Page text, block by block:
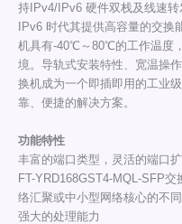
持IPv4/IPv6 硬件双栈及线速
IPv6 时代其提供高容量的交换
机具有-40℃～80℃的工作温度
境。导轨式安装特性、宽温操
换机成为一个即插即用的工业
靠、便捷的解决方案。
功能特性
丰富的端口类型，灵活的端口
FT-YRD168GST4-MQL-SFP
络汇聚或中小型网络核心的不同
强大的处理能力